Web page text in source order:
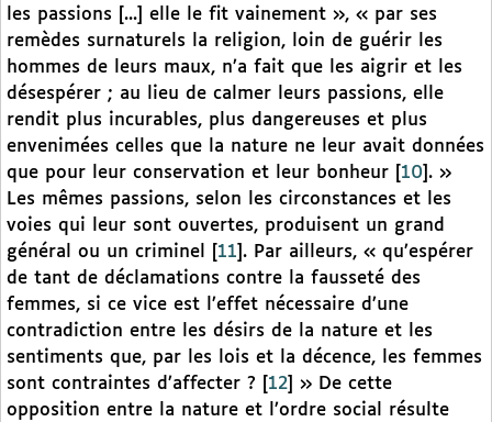
les passions [...] elle le fit vainement », « par ses
remèdes surnaturels la religion, loin de guérir les
hommes de leurs maux, n’a fait que les aigrir et les
désespérer ; au lieu de calmer leurs passions, elle
rendit plus incurables, plus dangereuses et plus
envenimées celles que la nature ne leur avait données
que pour leur conservation et leur bonheur
10 . »
Les mêmes passions, selon les circonstances et les
voies qui leur sont ouvertes, produisent un grand
général ou un criminel
11 . Par ailleurs, « qu’espérer
de tant de déclamations contre la fausseté des
femmes, si ce vice est l’effet nécessaire d’une
contradiction entre les désirs de la nature et les
sentiments que, par les lois et la décence, les femmes
sont contraintes d’affecter ?
12
» De cette
opposition entre la nature et l’ordre social résulte